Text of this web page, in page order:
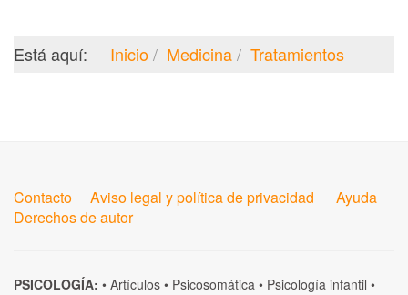
Está aquí: Inicio Medicina Tratamientos
Contacto Aviso legal y política de privacidad
Ayuda
Derechos de autor
PSICOLOGÍA: • Artículos • Psicosomática • Psicología infantil •